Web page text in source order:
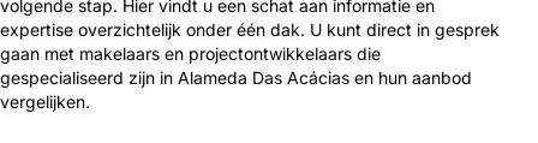
volgende stap. Hier vindt u een schat aan informatie en
expertise overzichtelijk onder één dak. U kunt direct in gesprek
gaan met makelaars en projectontwikkelaars die
gespecialiseerd zijn in Alameda Das Acácias en hun aanbod
vergelijken.